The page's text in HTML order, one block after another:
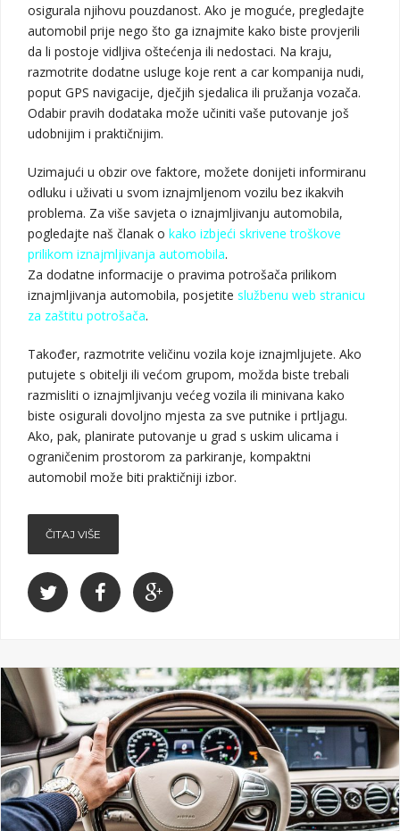
osigurala njihovu pouzdanost. Ako je moguće, pregledajte
automobil prije nego što ga iznajmite kako biste provjerili
da li postoje vidljiva oštećenja ili nedostaci. Na kraju,
razmotrite dodatne usluge koje rent a car kompanija nudi,
poput GPS navigacije, dječjih sjedalica ili pružanja vozača.
Odabir pravih dodataka može učiniti vaše putovanje još
udobnijim i praktičnijim.
Uzimajući u obzir ove faktore, možete donijeti informiranu
odluku i uživati u svom iznajmljenom vozilu bez ikakvih
problema. Za više savjeta o iznajmljivanju automobila,
pogledajte naš članak o kako izbjeći skrivene troškove
prilikom iznajmljivanja automobila.
Za dodatne informacije o pravima potrošača prilikom
iznajmljivanja automobila, posjetite službenu web stranicu
za zaštitu potrošača.
Također, razmotrite veličinu vozila koje iznajmljujete. Ako
putujete s obitelji ili većom grupom, možda biste trebali
razmisliti o iznajmljivanju većeg vozila ili minivana kako
biste osigurali dovoljno mjesta za sve putnike i prtljagu.
Ako, pak, planirate putovanje u grad s uskim ulicama i
ograničenim prostorom za parkiranje, kompaktni
automobil može biti praktičniji izbor.
ČITAJ VIŠE